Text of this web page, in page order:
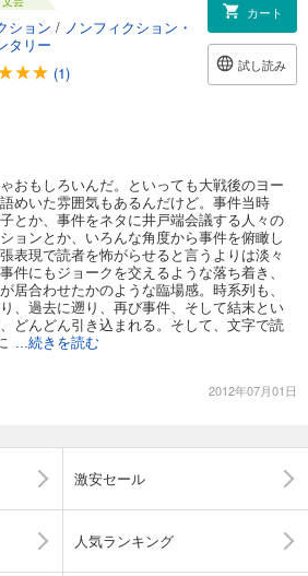
ション / ノンフィクション・
タリー
(1)
カート
試し読み
おもしろいんだ。といっても大戦後のヨー
めいた雰囲気もあるんだけど。事件当時
とか、事件をネタに井戸端会議する人々の
ョンとか、いろんな角度から事件を俯瞰し
表現で読者を怖がらせると言うよりは淡々
件にもジョークを交えるような落ち着き、
居合わせたかのような臨場感。時系列も、
、過去に遡り、再び事件、そして結末とい
どんどん引き込まれる。そして、文字で読
...続きを読む
2012年07月01日
激安セール
人気ランキング